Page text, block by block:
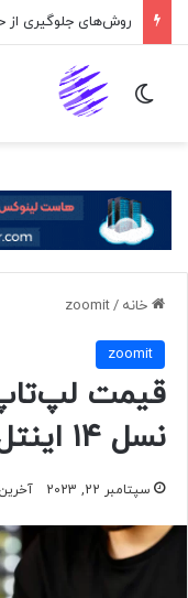
تغییر پوسته
خانه /
zoomit
zoomit
قیمت
نسل ۱۴ اینتل فاش شد
سپتامبر 22, 2023 آخرین